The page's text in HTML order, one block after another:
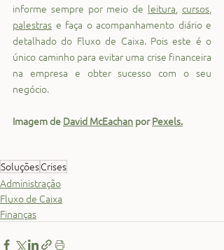
informe sempre por meio de leitura , cursos
palestras e faça o acompanhamento diário e
detalhado do Fluxo de Caixa. Pois este é o
único caminho para evitar uma crise financeira
na empresa e obter sucesso com o seu
negócio.
Imagem de David McEachan por Pexels.
SoluçõesCrises
Administração
Fluxo de Caixa
Finanças